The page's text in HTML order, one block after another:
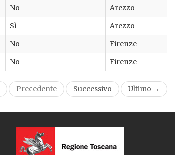
No
Arezzo
Sì
Arezzo
No
Firenze
No Firenze
Precedente Successivo Ultimo →